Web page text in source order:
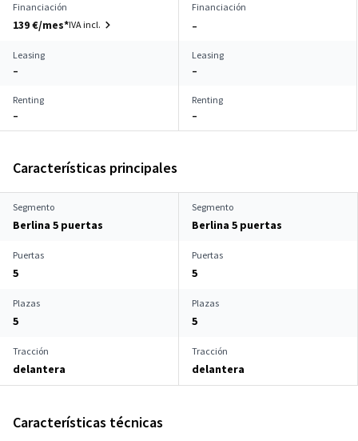
Financiación
139 €/mes*IVA incl.
Financiación
–
Leasing
–
Leasing
–
Renting
–
Renting
–
Características principales
Segmento
Berlina 5 puertas
Segmento
Berlina 5 puertas
Puertas
5
Puertas
5
Plazas
5
Plazas
5
Tracción
delantera
Tracción
delantera
Características técnicas